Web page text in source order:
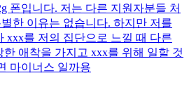
폰입니다. 저는 다른 지원자분들 처
한 이유는 없습니다. 하지만 저를
xxx를 저의 집단으로 느낄 때 다른
애착을 가지고 xxx를 위해 일할 것
마이너스 일까용